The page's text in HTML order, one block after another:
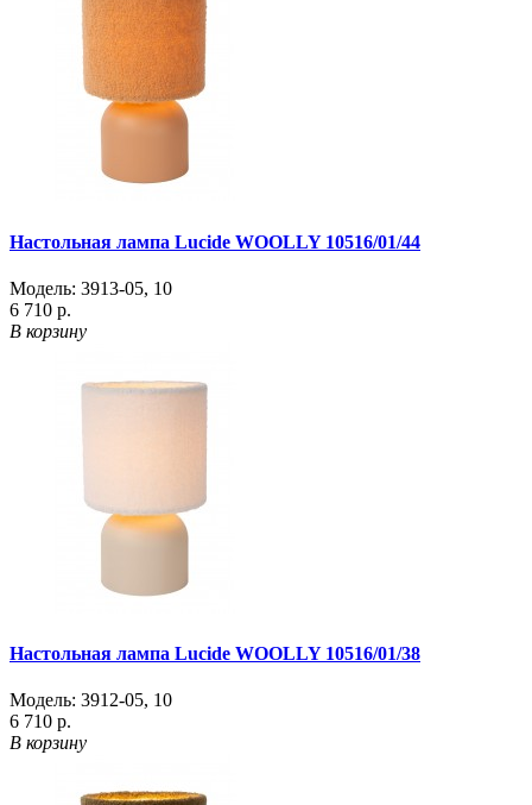
Настольная лампа Lucide WOOLLY 10516/01/44
Модель: 3913-05, 10
6 710 р.
В корзину
Настольная лампа Lucide WOOLLY 10516/01/38
Модель: 3912-05, 10
6 710 р.
В корзину